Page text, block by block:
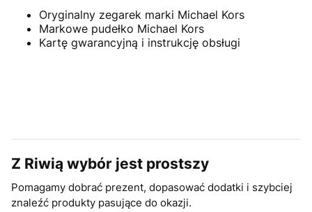
Oryginalny zegarek marki Michael Kors
Markowe pudełko Michael Kors
Kartę gwarancyjną i instrukcję obsługi
Z Riwią wybór jest prostszy
Pomagamy dobrać prezent, dopasować dodatki i szybciej
znaleźć produkty pasujące do okazji.